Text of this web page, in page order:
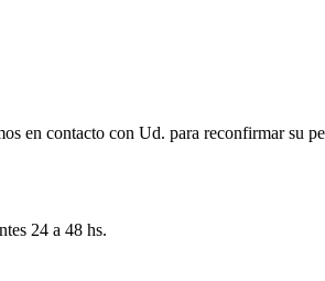
en contacto con Ud. para reconfirmar su
24 a 48 hs.